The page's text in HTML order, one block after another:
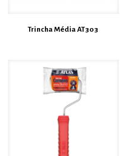
Trincha Média AT303